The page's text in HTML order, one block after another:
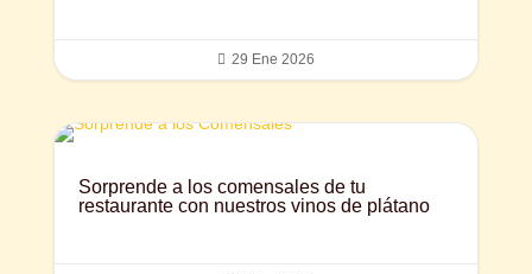
 29 Ene 2026
Sorprende a los comensales de tu
restaurante con nuestros vinos de plátano